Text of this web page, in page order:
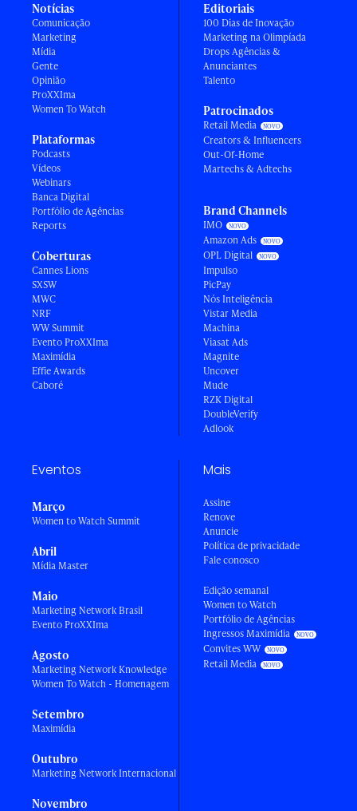
Notícias
Comunicação
Marketing
Mídia
Gente
Opinião
ProXXIma
Women To Watch
Plataformas
Podcasts
Vídeos
Webinars
Banca Digital
Portfólio de Agências
Reports
Coberturas
Cannes Lions
SXSW
MWC
NRF
WW Summit
Evento ProXXIma
Maximídia
Effie Awards
Caboré
Editoriais
100 Dias de Inovação
Marketing na Olimpíada
Drops Agências &
Anunciantes
Talento
Patrocinados
Retail Media
Creators & Influencers
Out-Of-Home
Martechs & Adtechs
Brand Channels
IMO
Amazon Ads
OPL Digital
Impulso
PicPay
Nós Inteligência
Vistar Media
Machina
Viasat Ads
Magnite
Uncover
Mude
RZK Digital
DoubleVerify
Adlook
Eventos
Março
Women to Watch Summit
Abril
Mídia Master
Maio
Marketing Network Brasil
Evento ProXXIma
Agosto
Marketing Network Knowledge
Women To Watch - Homenagem
Setembro
Maximídia
Outubro
Marketing Network Internacional
Novembro
Mais
Assine
Renove
Anuncie
Política de privacidade
Fale conosco
Edição semanal
Women to Watch
Portfólio de Agências
Ingressos Maximídia
Convites WW
Retail Media